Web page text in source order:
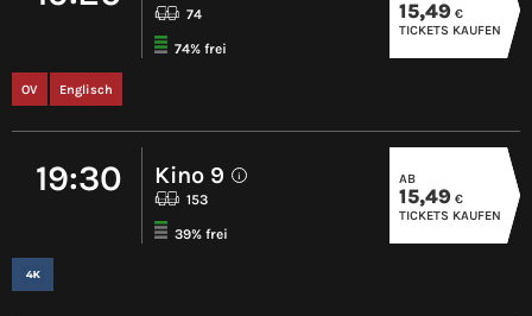
74
74% frei
OV Englisch
15,49 €
TICKETS KAUFEN
19:30 Kino 9 i
153
39% frei
AB
15,49 €
TICKETS KAUFEN